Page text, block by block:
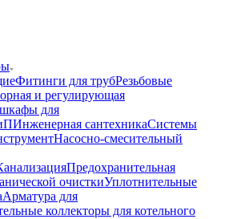
Фитинги для трубРезьбовые
и регулирующая
для
Инженерная сантехникаСистемы
Насосно-смесительный
Предохранительная
очисткиУплотнительные
Арматура для
коллекторы для котельного